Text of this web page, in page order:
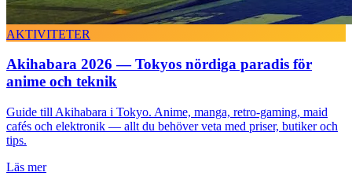
AKTIVITETER
Akihabara 2026 — Tokyos nördiga paradis för
anime och teknik
Guide till Akihabara i Tokyo. Anime, manga, retro-gaming, maid
cafés och elektronik — allt du behöver veta med priser, butiker och
tips.
Läs mer